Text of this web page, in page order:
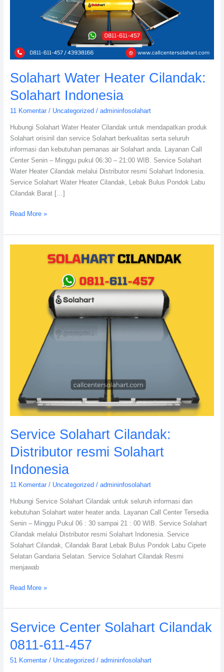
Solahart Water Heater Cilandak:
Solahart Indonesia
11 Komentar / Uncategorized / admininfosolahart
Hubungi Solahart Water Heater Cilandak untuk mendapatkan produk
Solahart orisinil dan service Solahart berkualitas serta seluruh
informasi dan kebutuhan pemanas air Solahart anda. Layanan Call
Center Senin – Minggu pukul 06:30 – 21:00 WIB. Service Solahart
Water Heater Cilandak melalui Distributor resmi Solahart Indonesia.
Service Solahart Water Heater Cilandak, Lebak Bulus Pondok Labu
Cilandak Barat […]
Read More »
Service Solahart Cilandak:
Distributor resmi Solahart
Indonesia
11 Komentar / Uncategorized / admininfosolahart
Hubungi Service Solahart Cilandak untuk seluruh informasi dan
kebutuhan Solahart water heater anda. Layanan Call Center Tersedia
Senin – Minggu Pukul 06 : 30 sampai 21 : 00 WIB. Service Solahart
Cilandak melalui Distributor resmi Solahart Indonesia. Service
Solahart Cilandak, Cilandak Barat Lebak Bulus Pondok Labu Cipete
Selatan Gandaria Selatan. Service Solahart Cilandak Resmi
menjawab
Read More »
Service Center Solahart Cilandak
0811-611-457
51 Komentar / Uncategorized / admininfosolahart
Service
Center
Solahart
Cilandak